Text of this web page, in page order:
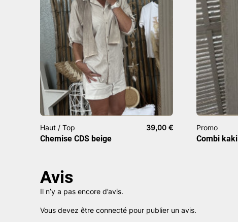
Haut / Top 39,00 €
Chemise CDS beige
Promo
Combi kaki
Avis
Il n’y a pas encore d’avis.
Vous devez être connecté pour publier un avis.